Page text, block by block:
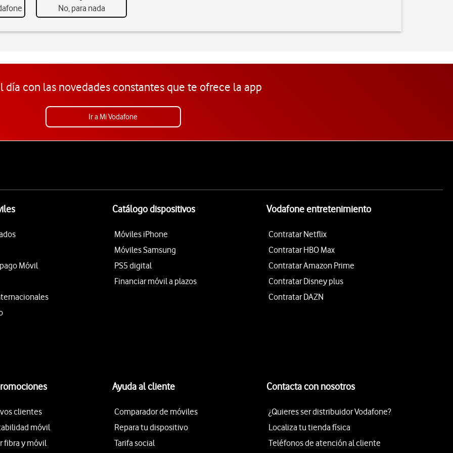
No, para nada
día con las novedades constantes que te ofrece la app
Ir a Mi Vodafone
Móvil
Catálogo dispositivos
Móviles iPhone
Móviles Samsung
PS5 digital
Financiar móvil a plazos
Vodafone entretenimiento
Contratar Netflix
Contratar HBO Max
Contratar Amazon Prime
Contratar Disney plus
Contratar DAZN
clientes
móvil
fibra y móvil
Ayuda al cliente
Comparador de móviles
Repara tu dispositivo
Tarifa social
Contacta con nosotros
¿Quieres ser distribuidor Vodafone?
Localiza tu tienda física
Teléfonos de atención al cliente